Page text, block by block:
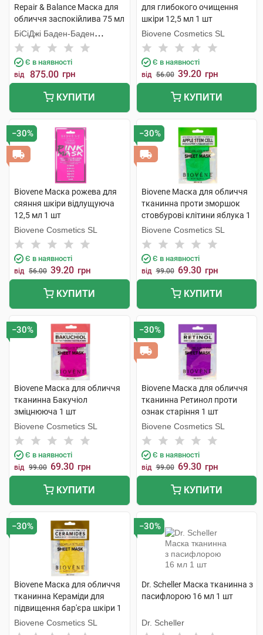
Repair & Balance Маска для
обличчя заспокійлива 75 мл
1 туба
БіСіДжі Баден-Баден
Косметікс Груп Гмбх
Є в наявності
від 875.00 грн
КУПИТИ
для глибокого очищення
шкіри 12,5 мл 1 шт
Biovene Cosmetics SL
Є в наявності
від 56.00 39.20 грн
КУПИТИ
−30%
Biovene Маска рожева для
сяяння шкіри відлущуюча
12,5 мл 1 шт
Biovene Cosmetics SL
Є в наявності
від 56.00 39.20 грн
КУПИТИ
−30%
Biovene Маска для обличчя
тканинна проти зморшок
стовбурові клітини яблука 1
шт
Biovene Cosmetics SL
Є в наявності
від 99.00 69.30 грн
КУПИТИ
−30%
Biovene Маска для обличчя
тканинна Бакучіол
зміцнююча 1 шт
Biovene Cosmetics SL
Є в наявності
від 99.00 69.30 грн
КУПИТИ
−30%
Biovene Маска для обличчя
тканинна Ретинол проти
ознак старіння 1 шт
Biovene Cosmetics SL
Є в наявності
від 99.00 69.30 грн
КУПИТИ
−30%
Biovene Маска для обличчя
тканинна Кераміди для
підвищення бар'єра шкіри 1
шт
Biovene Cosmetics SL
−30%
Dr. Scheller Маска тканинна з
пасифлорою 16 мл 1 шт
Dr. Scheller